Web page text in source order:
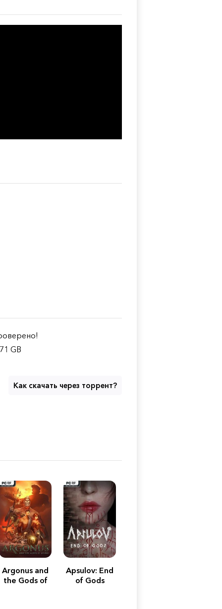
GB
Как скачать через торрент?
Argonus and
the Gods of
Apsulov: End
of Gods